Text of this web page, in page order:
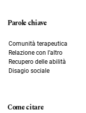
Parole chiave
Comunità terapeutica
Relazione con l’altro
Recupero delle abilità
Disagio sociale
Come citare